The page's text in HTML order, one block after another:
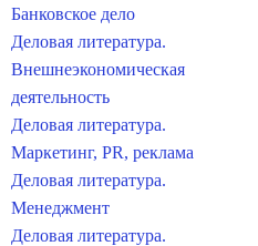
Банковское дело
Деловая литература.
Внешнеэкономическая
деятельность
Деловая литература.
Маркетинг, PR, реклама
Деловая литература.
Менеджмент
Деловая литература.